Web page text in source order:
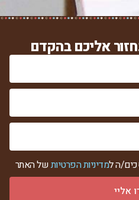
אליכם בהקדם
ה למדיניות הפרטיותשל האתר
אליי